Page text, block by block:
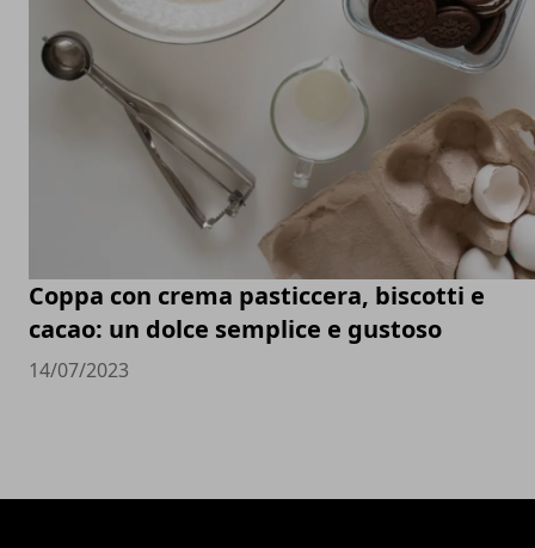
Coppa con crema pasticcera, biscotti e
cacao: un dolce semplice e gustoso
14/07/2023